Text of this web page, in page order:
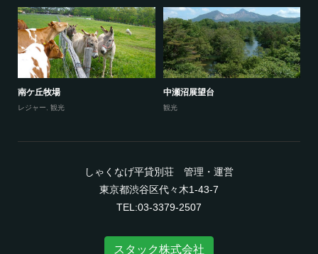
南ケ丘牧場
レジャー 観光
中瀬沼展望台
観光
しゃくなげ平貸別荘 管理・運営
東京都渋谷区代々木1-43-7
TEL:03-3379-2507
スタック株式会社